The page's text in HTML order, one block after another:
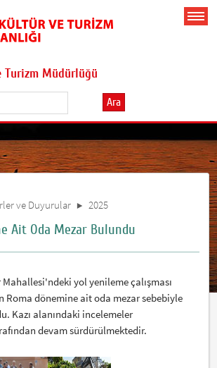
Turizm Müdürlüğü
Ara
ve Duyurular 2025
Ait Oda Mezar Bulundu
Mahallesi'ndeki yol yenileme çalışması
Roma dönemine ait oda mezar sebebiyle
Kazı alanındaki incelemeler
devam sürdürülmektedir.